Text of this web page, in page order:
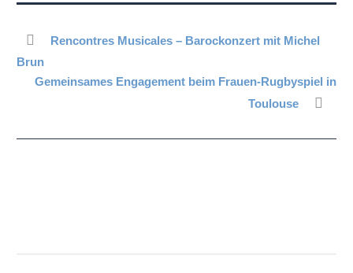
Rencontres Musicales – Barockonzert mit Michel
Brun
Gemeinsames Engagement beim Frauen-Rugbyspiel in
Toulouse